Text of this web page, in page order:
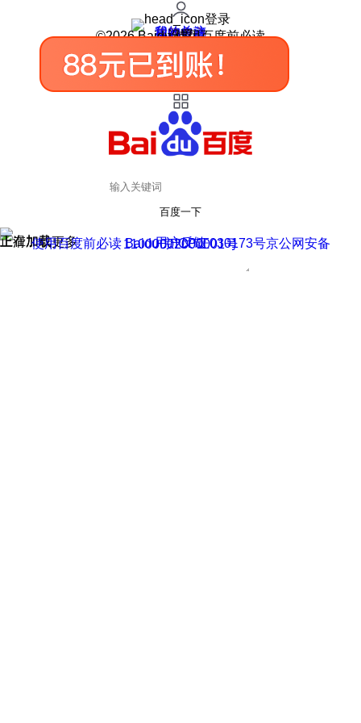
登录
我的关注
我的收藏
皮肤中心
用户反馈
设置
©2026 Baidu 使用百度前必读
百度一下
正在加载
上滑加载更多 用户反馈
使用百度前必读 Baidu 京ICP证030173号
京公网安备11000002000001号